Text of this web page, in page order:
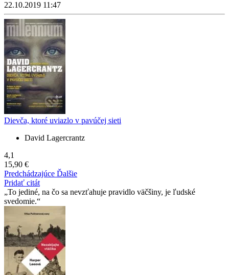
22.10.2019 11:47
Dievča, ktoré uviazlo v pavúčej sieti
David Lagercrantz
4,1
15,90 €
Predchádzajúce Ďalšie
Pridať citát
To jediné, na čo sa nevzťahuje pravidlo väčšiny, je ľudské
svedomie.